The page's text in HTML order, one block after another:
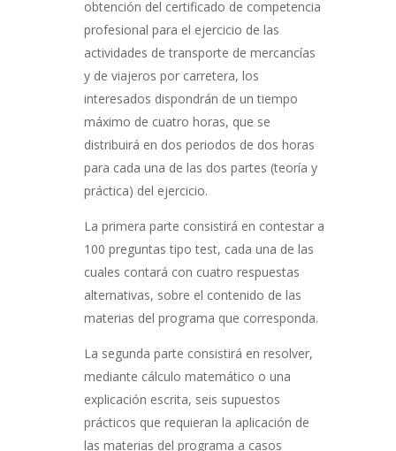
obtención del certificado de competencia
profesional para el ejercicio de las
actividades de transporte de mercancías
y de viajeros por carretera, los
interesados dispondrán de un tiempo
máximo de cuatro horas, que se
distribuirá en dos periodos de dos horas
para cada una de las dos partes (teoría y
práctica) del ejercicio.
La primera parte consistirá en contestar a
100 preguntas tipo test, cada una de las
cuales contará con cuatro respuestas
alternativas, sobre el contenido de las
materias del programa que corresponda.
La segunda parte consistirá en resolver,
mediante cálculo matemático o una
explicación escrita, seis supuestos
prácticos que requieran la aplicación de
las materias del programa a casos